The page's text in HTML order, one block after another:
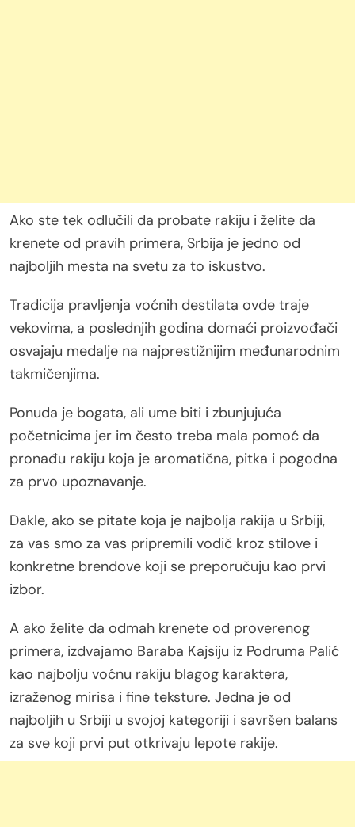
Ako ste tek odlučili da probate rakiju i želite da
krenete od pravih primera, Srbija je jedno od
najboljih mesta na svetu za to iskustvo.
Tradicija pravljenja voćnih destilata ovde traje
vekovima, a poslednjih godina domaći proizvođači
osvajaju medalje na najprestižnijim međunarodnim
takmičenjima.
Ponuda je bogata, ali ume biti i zbunjujuća
početnicima jer im često treba mala pomoć da
pronađu rakiju koja je aromatična, pitka i pogodna
za prvo upoznavanje.
Dakle, ako se pitate koja je najbolja rakija u Srbiji,
za vas smo za vas pripremili vodič kroz stilove i
konkretne brendove koji se preporučuju kao prvi
izbor.
A ako želite da odmah krenete od proverenog
primera, izdvajamo Baraba Kajsiju iz Podruma Palić
kao najbolju voćnu rakiju blagog karaktera,
izraženog mirisa i fine teksture. Jedna je od
najboljih u Srbiji u svojoj kategoriji i savršen balans
za sve koji prvi put otkrivaju lepote rakije.